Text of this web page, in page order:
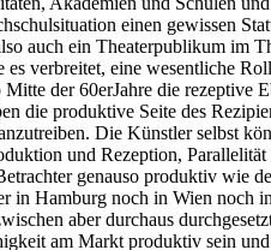
einen gewissen
auch ein Theaterpublikum im
verbreitet, eine wesentliche
der 60erJahre die rezeptive
die produktive Seite des
Die Künstler selbst
und Rezeption,
genauso produktiv wie
in Hamburg noch in Wien
aber durchaus
am Markt produktiv sein